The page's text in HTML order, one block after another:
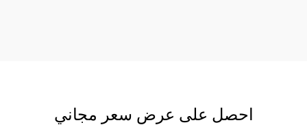
احصل على عرض سعر مجاني